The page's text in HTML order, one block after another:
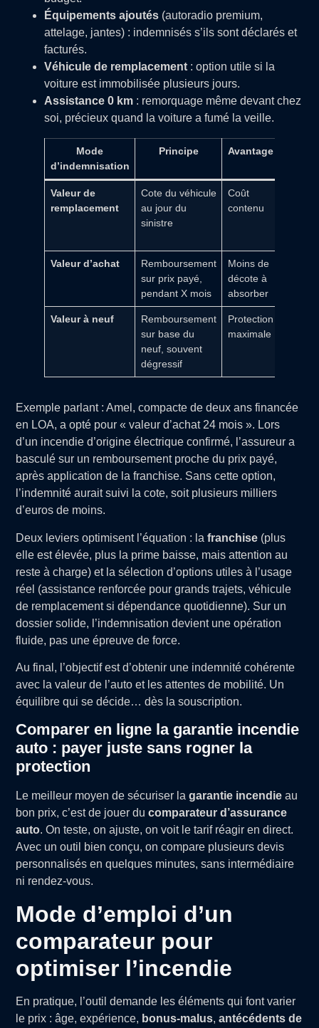
Équipements ajoutés (autoradio premium,
attelage, jantes) : indemnisés s’ils sont déclarés et
facturés.
Véhicule de remplacement : option utile si la
voiture est immobilisée plusieurs jours.
Assistance 0 km : remorquage même devant chez
soi, précieux quand la voiture a fumé la veille.
Mode
d’indemnisation
Principe Avantage
Valeur de
remplacement
Cote du véhicule
au jour du
sinistre
Coût
contenu
Valeur d’achat
Remboursement
sur prix payé,
pendant X mois
Moins de
décote à
absorber
Valeur à neuf
Remboursement
sur base du
neuf, souvent
dégressif
Protection
maximale
Exemple parlant : Amel, compacte de deux ans financée
en LOA, a opté pour « valeur d’achat 24 mois ». Lors
d’un incendie d’origine électrique confirmé, l’assureur a
basculé sur un remboursement proche du prix payé,
après application de la franchise. Sans cette option,
l’indemnité aurait suivi la cote, soit plusieurs milliers
d’euros de moins.
Deux leviers optimisent l’équation : lafranchise (plus
elle est élevée, plus la prime baisse, mais attention au
reste à charge) et la sélection d’options utiles à l’usage
réel (assistance renforcée pour grands trajets, véhicule
de remplacement si dépendance quotidienne). Sur un
dossier solide, l’indemnisation devient une opération
fluide, pas une épreuve de force.
Au final, l’objectif est d’obtenir une indemnité cohérente
avec la valeur de l’auto et les attentes de mobilité. Un
équilibre qui se décide… dès la souscription.
Comparer en ligne la garantie incendie
auto : payer juste sans rogner la
protection
Le meilleur moyen de sécuriser lagarantie incendie au
bon prix, c’est de jouer ducomparateur d’assurance
auto. On teste, on ajuste, on voit le tarif réagir en direct.
Avec un outil bien conçu, on compare plusieurs devis
personnalisés en quelques minutes, sans intermédiaire
ni rendez-vous.
Mode d’emploi d’un
comparateur pour
optimiser l’incendie
En pratique, l’outil demande les éléments qui font varier
le prix : âge, expérience, bonus-malus,antécédents de